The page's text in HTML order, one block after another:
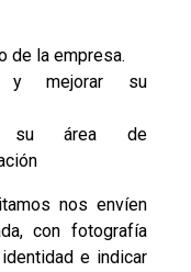
de la empresa.
y mejorar su
su área de
nos envíen
con fotografía
e indicar